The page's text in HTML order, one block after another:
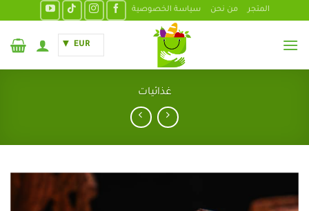
المتجر من نحن سياسة الخصوصية
EUR
غذائيات